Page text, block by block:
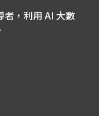
者，利用 AI 大數